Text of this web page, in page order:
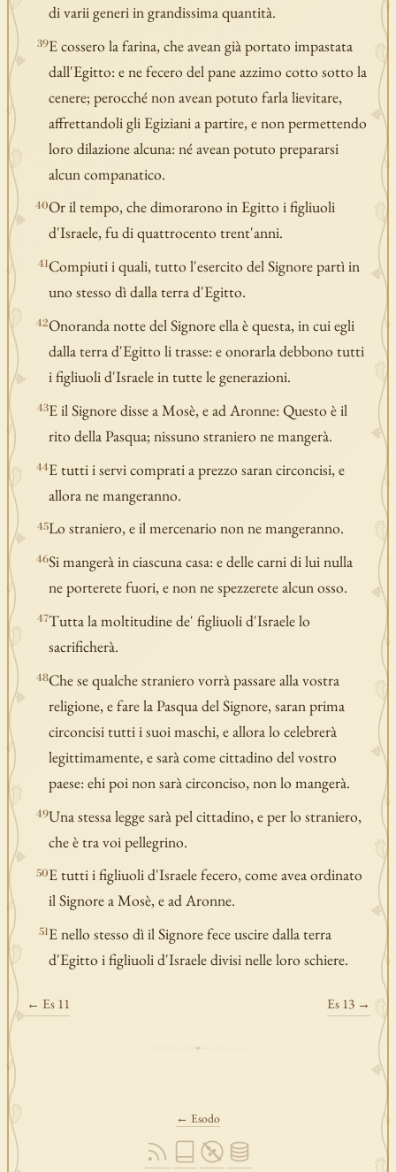
di varii generi in grandissima quantità.
39E cossero la farina, che avean già portato impastata
dall'Egitto: e ne fecero del pane azzimo cotto sotto la
cenere; perocché non avean potuto farla lievitare,
affrettandoli gli Egiziani a partire, e non permettendo
loro dilazione alcuna: né avean potuto prepararsi
alcun companatico.
40Or il tempo, che dimorarono in Egitto i figliuoli
d'Israele, fu di quattrocento trent'anni.
41Compiuti i quali, tutto l'esercito del Signore partì in
uno stesso dì dalla terra d'Egitto.
42Onoranda notte del Signore ella è questa, in cui egli
dalla terra d'Egitto li trasse: e onorarla debbono tutti
i figliuoli d'Israele in tutte le generazioni.
43E il Signore disse a Mosè, e ad Aronne: Questo è il
rito della Pasqua; nissuno straniero ne mangerà.
44E tutti i servi comprati a prezzo saran circoncisi, e
allora ne mangeranno.
45Lo straniero, e il mercenario non ne mangeranno.
46Si mangerà in ciascuna casa: e delle carni di lui nulla
ne porterete fuori, e non ne spezzerete alcun osso.
47Tutta la moltitudine de' figliuoli d'Israele lo
sacrificherà.
48Che se qualche straniero vorrà passare alla vostra
religione, e fare la Pasqua del Signore, saran prima
circoncisi tutti i suoi maschi, e allora lo celebrerà
legittimamente, e sarà come cittadino del vostro
paese: ehi poi non sarà circonciso, non lo mangerà.
49Una stessa legge sarà pel cittadino, e per lo straniero,
che è tra voi pellegrino.
50E tutti i figliuoli d'Israele fecero, come avea ordinato
il Signore a Mosè, e ad Aronne.
51E nello stesso dì il Signore fece uscire dalla terra
d'Egitto i figliuoli d'Israele divisi nelle loro schiere.
← Es 11 Es 13 →
← Esodo